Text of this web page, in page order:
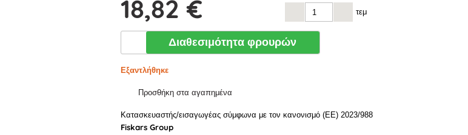
18,82 € τεμ
Διαθεσιμότητα φρουρών
Εξαντλήθηκε
Προσθήκη στα αγαπημένα
Κατασκευαστής/εισαγωγέας σύμφωνα με τον κανονισμό (ΕΕ) 2023/988
Fiskars Group